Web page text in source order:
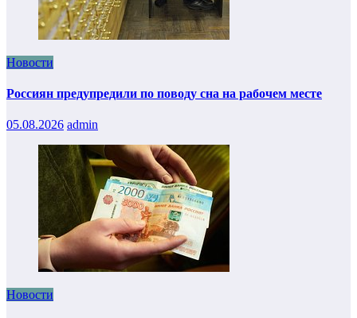
Новости
Россиян предупредили по поводу сна на рабочем месте
05.08.2026 admin
Новости